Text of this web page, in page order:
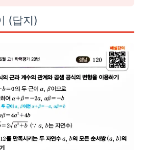
(답지)